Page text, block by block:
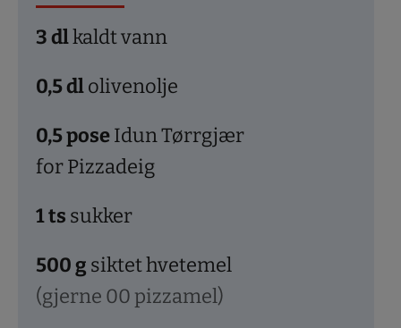
3dlkaldt vann
0,5dlolivenolje
0,5poseIdun Tørrgjær
for Pizzadeig
1ts sukker
500g siktet hvetemel
(gjerne 00 pizzamel)